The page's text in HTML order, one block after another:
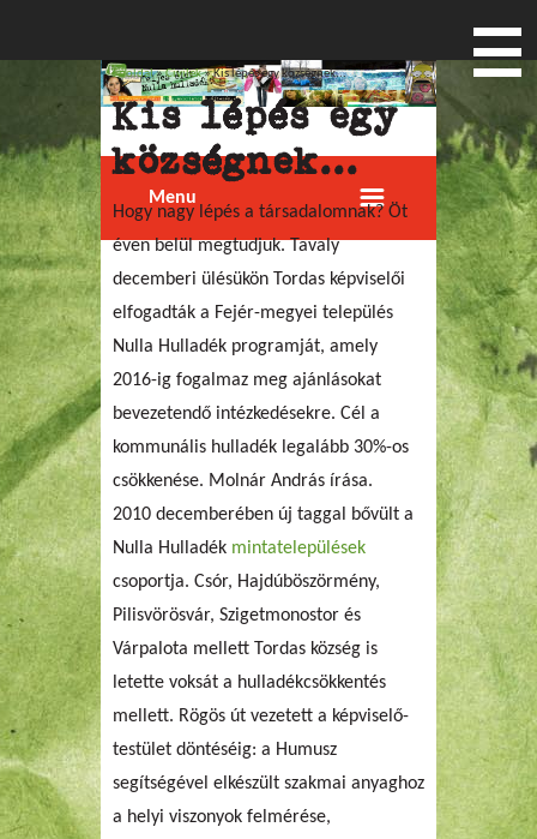
Menu
Jelenlegi hely
Főoldal»Civilek» Kis lépés egy községnek...
Kis lépés egy
községnek...
Hogy nagy lépés a társadalomnak? Öt
éven belül megtudjuk. Tavaly
decemberi ülésükön Tordas képviselői
elfogadták a Fejér-megyei település
Nulla Hulladék programját, amely
2016-ig fogalmaz meg ajánlásokat
bevezetendő intézkedésekre. Cél a
kommunális hulladék legalább 30%-os
csökkenése. Molnár András írása.
2010 decemberében új taggal bővült a
Nulla Hulladék mintatelepülések
csoportja. Csór, Hajdúböszörmény,
Pilisvörösvár, Szigetmonostor és
Várpalota mellett Tordas község is
letette voksát a hulladékcsökkentés
mellett. Rögös út vezetett a képviselő-
testület döntéséig: a Humusz
segítségével elkészült szakmai anyaghoz
a helyi viszonyok felmérése,